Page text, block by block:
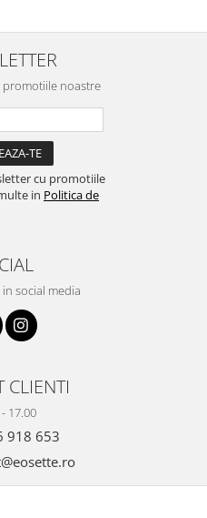
promotiile noastre
cu promotiile
in Politica de
social media
CLIENTI
17.00
918 653